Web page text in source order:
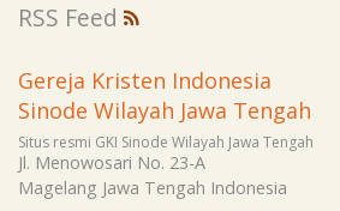
RSS Feed
Gereja Kristen Indonesia
Sinode Wilayah Jawa Tengah
Situs resmi GKI Sinode Wilayah Jawa Tengah
Jl. Menowosari No. 23-A
Magelang Jawa Tengah Indonesia